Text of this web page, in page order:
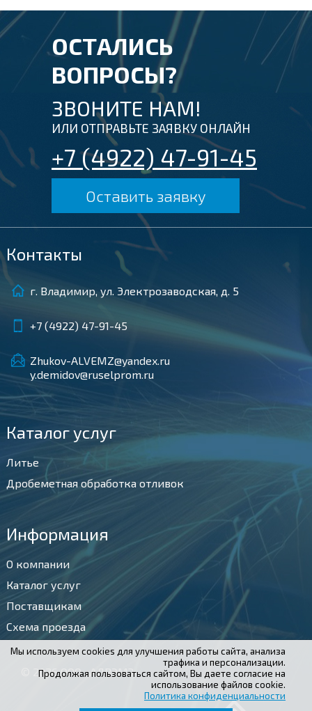
Мы используем cookies для улучшения работы сайта, анализа
трафика и персонализации.
Продолжая пользоваться сайтом, Вы даете согласие на
использование файлов cookie.
Политика конфиденциальности
ОСТАЛИСЬ
ВОПРОСЫ?
ЗВОНИТЕ НАМ!
ИЛИ ОТПРАВЬТЕ ЗАЯВКУ ОНЛАЙН
+7 (4922) 47-91-45
Оставить заявку
Контакты
г. Владимир, ул. Электрозаводская, д. 5
+7 (4922) 47-91-45
Zhukov-ALVEMZ@yandex.ru
y.demidov@ruselprom.ru
Каталог услуг
Литье
Дробеметная обработка отливок
Информация
О компании
Каталог услуг
Поставщикам
Схема проезда
© 2026 ООО «АЛВЭМЗ»